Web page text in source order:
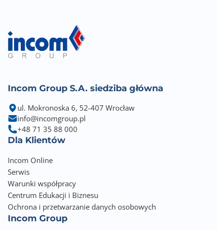
Incom Group S.A. siedziba główna
ul. Mokronoska 6, 52-407 Wrocław
info@incomgroup.pl
+48 71 35 88 000
Dla Klientów
Incom Online
Serwis
Warunki współpracy
Centrum Edukacji i Biznesu
Ochrona i przetwarzanie danych osobowych
Incom Group